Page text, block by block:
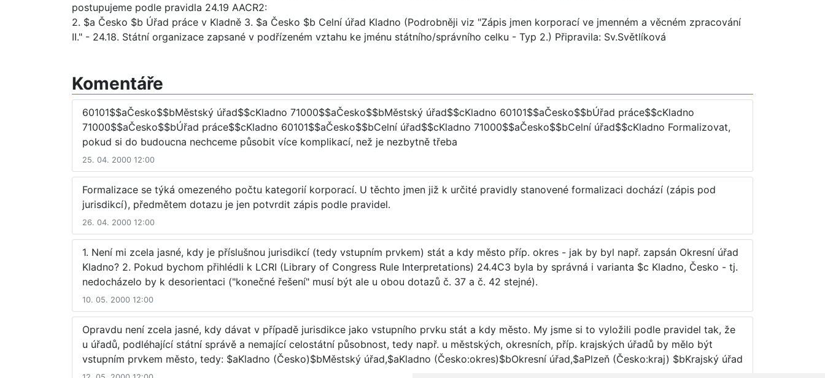
postupujeme podle pravidla 24.19 AACR2:
2. $a Česko $b Úřad práce v Kladně 3. $a Česko $b Celní úřad Kladno (Podrobněji viz "Zápis jmen korporací ve jmenném a věcném zpracování
II." - 24.18. Státní organizace zapsané v podřízeném vztahu ke jménu státního/správního celku - Typ 2.) Připravila: Sv.Světlíková
Komentáře
60101$$aČesko$$bMěstský úřad$$cKladno 71000$$aČesko$$bMěstský úřad$$cKladno 60101$$aČesko$$bÚřad práce$$cKladno
71000$$aČesko$$bÚřad práce$$cKladno 60101$$aČesko$$bCelní úřad$$cKladno 71000$$aČesko$$bCelní úřad$$cKladno Formalizovat,
pokud si do budoucna nechceme působit více komplikací, než je nezbytně třeba
25. 04. 2000 12:00
Formalizace se týká omezeného počtu kategorií korporací. U těchto jmen již k určité pravidly stanovené formalizaci dochází (zápis pod
jurisdikcí), předmětem dotazu je jen potvrdit zápis podle pravidel.
26. 04. 2000 12:00
1. Není mi zcela jasné, kdy je příslušnou jurisdikcí (tedy vstupním prvkem) stát a kdy město příp. okres - jak by byl např. zapsán Okresní úřad
Kladno? 2. Pokud bychom přihlédli k LCRI (Library of Congress Rule Interpretations) 24.4C3 byla by správná i varianta $c Kladno, Česko - tj.
nedocházelo by k desorientaci ("konečné řešení" musí být ale u obou dotazů č. 37 a č. 42 stejné).
10. 05. 2000 12:00
Opravdu není zcela jasné, kdy dávat v případě jurisdikce jako vstupního prvku stát a kdy město. My jsme si to vyložili podle pravidel tak, že
u úřadů, podléhající státní správě a nemající celostátní působnost, tedy např. u městských, okresních, příp. krajských úřadů by mělo být
vstupním prvkem město, tedy: $aKladno (Česko)$bMěstský úřad,$aKladno (Česko:okres)$bOkresní úřad,$aPlzeň (Česko:kraj) $bKrajský úřad